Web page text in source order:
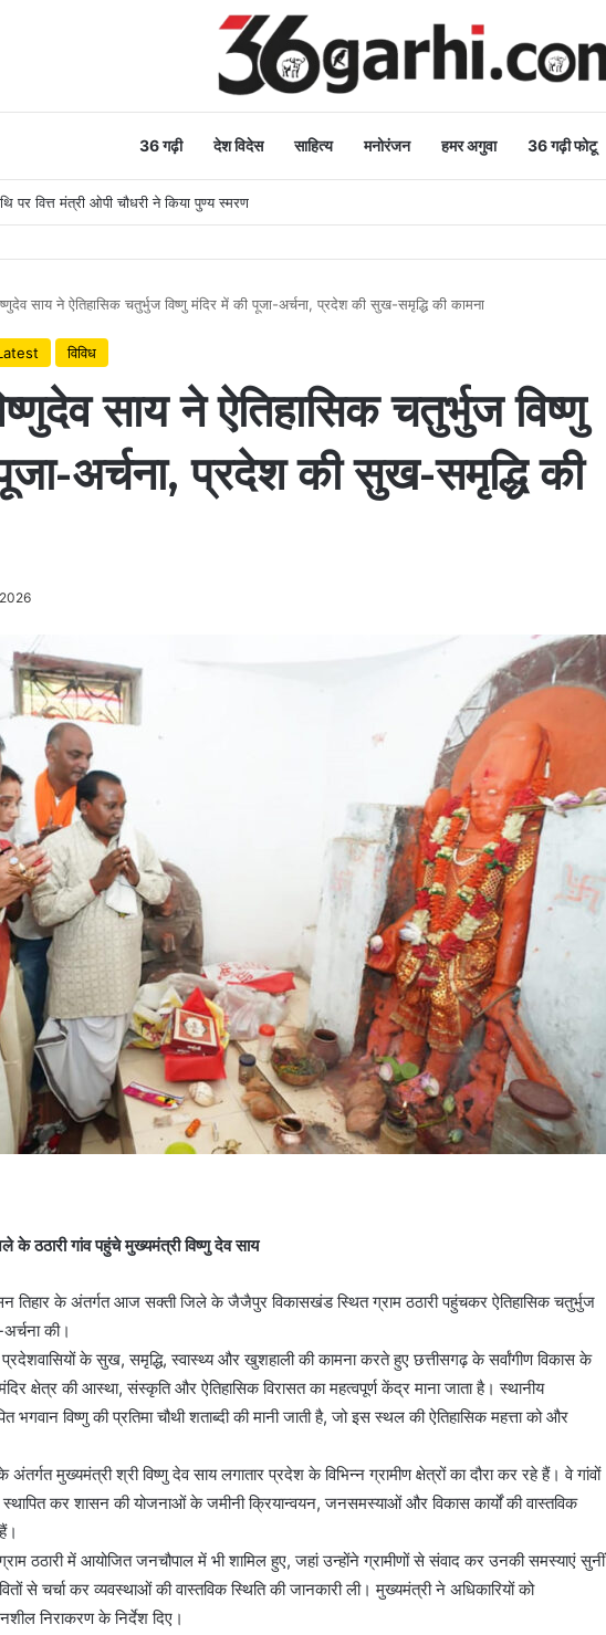
36 गढ़ी देश विदेस साहित्य मनोरंजन हमर अगुवा 36 गढ़ी फोटू
पर वित्त मंत्री ओपी चौधरी ने किया पुण्य स्मरण
साय ने ऐतिहासिक चतुर्भुज विष्णु मंदिर में की पूजा-अर्चना, प्रदेश की सुख-समृद्धि की कामना
विविध
साय ने ऐतिहासिक चतुर्भुज विष्णु
अर्चना, प्रदेश की सुख-समृद्धि की
के ठठारी गांव पहुंचे मुख्यमंत्री विष्णु देव साय
तिहार के अंतर्गत आज सक्ती जिले के जैजैपुर विकासखंड स्थित ग्राम ठठारी पहुंचकर ऐतिहासिक चतुर्भुज
की।
के सुख, समृद्धि, स्वास्थ्य और खुशहाली की कामना करते हुए छत्तीसगढ़ के सर्वांगीण विकास के
क्षेत्र की आस्था, संस्कृति और ऐतिहासिक विरासत का महत्वपूर्ण केंद्र माना जाता है। स्थानीय
विष्णु की प्रतिमा चौथी शताब्दी की मानी जाती है, जो इस स्थल की ऐतिहासिक महत्ता को और
मुख्यमंत्री श्री विष्णु देव साय लगातार प्रदेश के विभिन्न ग्रामीण क्षेत्रों का दौरा कर रहे हैं। वे गांवों
कर शासन की योजनाओं के जमीनी क्रियान्वयन, जनसमस्याओं और विकास कार्यों की वास्तविक
ठठारी में आयोजित जनचौपाल में भी शामिल हुए, जहां उन्होंने ग्रामीणों से संवाद कर उनकी समस्याएं सुनीं
से चर्चा कर व्यवस्थाओं की वास्तविक स्थिति की जानकारी ली। मुख्यमंत्री ने अधिकारियों को
निराकरण के निर्देश दिए।